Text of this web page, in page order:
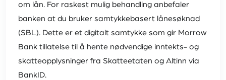
om lån. For raskest mulig behandling anbefaler
banken at du bruker samtykkebasert lånesøknad
(SBL). Dette er et digitalt samtykke som gir Morrow
Bank tillatelse til å hente nødvendige inntekts- og
skatteopplysninger fra Skatteetaten og Altinn via
BankID.